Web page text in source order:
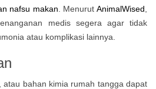
nafsu makan . Menurut AnimalWised
medis segera agar tidak
atau komplikasi lainnya.
atau bahan kimia rumah tangga dapat